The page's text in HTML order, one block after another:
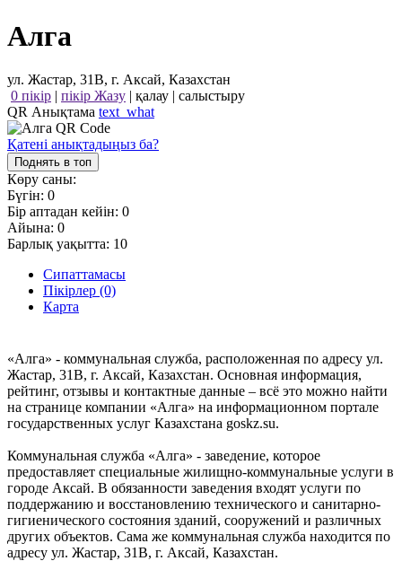
Алга
ул. Жастар, 31В, г. Аксай, Казахстан
0 пікір | пікір Жазу | қалау | салыстыру
QR Анықтама text_what
Қатені анықтадыңыз ба?
Поднять в топ
Көру саны:
Бүгін: 0
Бір аптадан кейін: 0
Айына: 0
Барлық уақытта: 10
Сипаттамасы
Пікірлер (0)
Карта
«Алга» - коммунальная служба, расположенная по адресу ул.
Жастар, 31В, г. Аксай, Казахстан. Основная информация,
рейтинг, отзывы и контактные данные – всё это можно найти
на странице компании «Алга» на информационном портале
государственных услуг Казахстана goskz.su.
Коммунальная служба «Алга» - заведение, которое
предоставляет специальные жилищно-коммунальные услуги в
городе Аксай. В обязанности заведения входят услуги по
поддержанию и восстановлению технического и санитарно-
гигиенического состояния зданий, сооружений и различных
других объектов. Сама же коммунальная служба находится по
адресу ул. Жастар, 31В, г. Аксай, Казахстан.